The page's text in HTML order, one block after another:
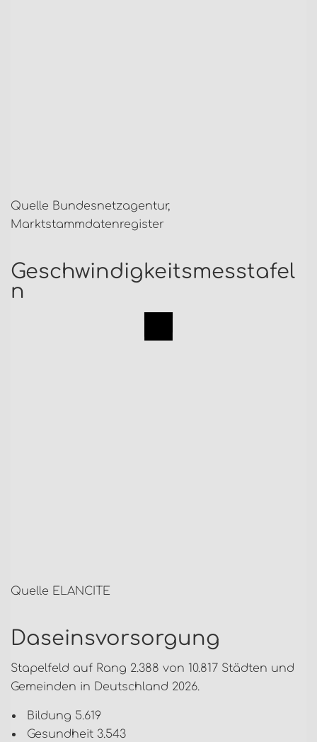
Quelle Bundesnetzagentur,
Marktstammdatenregister
Geschwindigkeitsmesstafel
n
Quelle ELANCITE
Daseinsvorsorgung
Stapelfeld auf Rang 2.388 von 10.817 Städten und
Gemeinden in Deutschland 2026.
Bildung 5.619
Gesundheit 3.543